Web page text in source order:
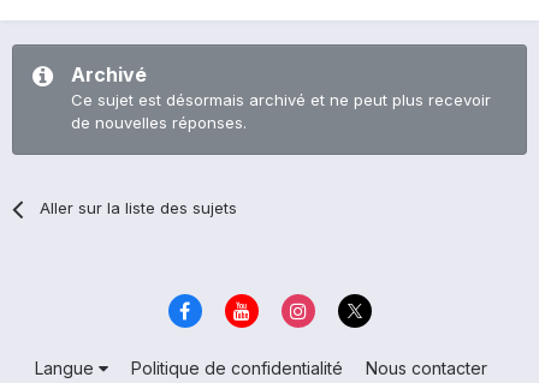
Archivé
Ce sujet est désormais archivé et ne peut plus recevoir
de nouvelles réponses.
Aller sur la liste des sujets
Langue Politique de confidentialité
Nous contacter